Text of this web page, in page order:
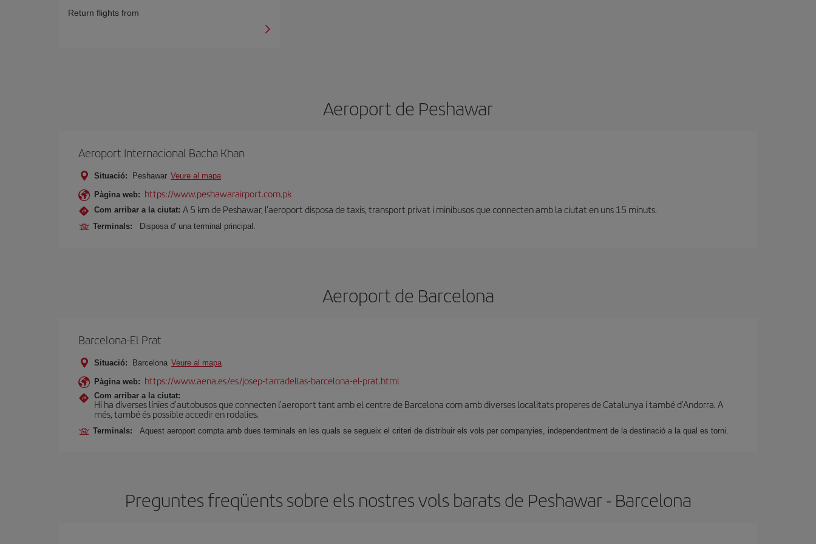
Return flights from
Aeroport de Peshawar
Aeroport Internacional Bacha Khan
Situació: Peshawar Veure al mapa
Pàgina web: https://www.peshawarairport.com.pk
Com arribar a la ciutat: A 5 km de Peshawar, l'aeroport disposa de taxis, transport privat i minibusos que connecten amb la ciutat en uns 15 minuts.
Terminals: Disposa d' una terminal principal.
Aeroport de Barcelona
Barcelona-El Prat
Situació: Barcelona Veure al mapa
Pàgina web: https://www.aena.es/es/josep-tarradellas-barcelona-el-prat.html
Com arribar a la ciutat:
Hi ha diverses línies d'autobusos que connecten l'aeroport tant amb el centre de Barcelona com amb diverses localitats properes de Catalunya i també d'Andorra. A
més, també és possible accedir en rodalies.
Terminals: Aquest aeroport compta amb dues terminals en les quals se segueix el criteri de distribuir els vols per companyies, independentment de la destinació a la qual es torni.
Preguntes freqüents sobre els nostres vols barats de Peshawar - Barcelona